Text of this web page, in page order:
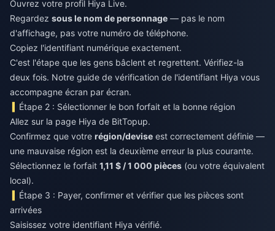
Ouvrez votre profil Hiya Live.
Regardez sous le nom de personnage — pas le nom
d'affichage, pas votre numéro de téléphone.
Copiez l'identifiant numérique exactement.
C'est l'étape que les gens bâclent et regrettent. Vérifiez-la
deux fois. Notre guide de vérification de l'identifiant Hiya vous
accompagne écran par écran.
Étape 2 : Sélectionner le bon forfait et la bonne région
Allez sur la page Hiya de BitTopup.
Confirmez que votre région/devise est correctement définie —
une mauvaise région est la deuxième erreur la plus courante.
Sélectionnez le forfait 1,11 $ / 1 000 pièces (ou votre équivalent
local).
Étape 3 : Payer, confirmer et vérifier que les pièces sont
arrivées
Saisissez votre identifiant Hiya vérifié.